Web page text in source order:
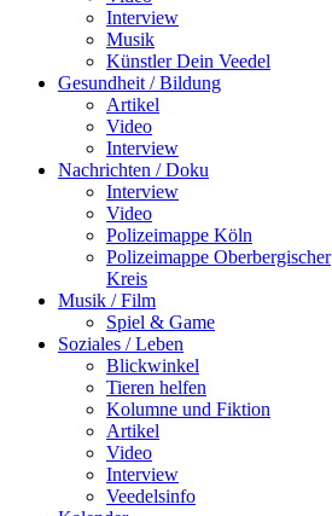
Interview
Musik
Künstler Dein Veedel
Gesundheit / Bildung
Artikel
Video
Interview
Nachrichten / Doku
Interview
Video
Polizeimappe Köln
Polizeimappe Oberbergischer
Kreis
Musik / Film
Spiel & Game
Soziales / Leben
Blickwinkel
Tieren helfen
Kolumne und Fiktion
Artikel
Video
Interview
Veedelsinfo